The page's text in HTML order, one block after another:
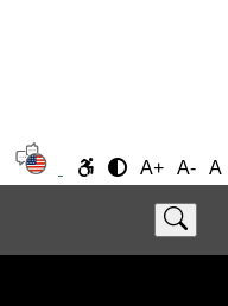
A+ A- A